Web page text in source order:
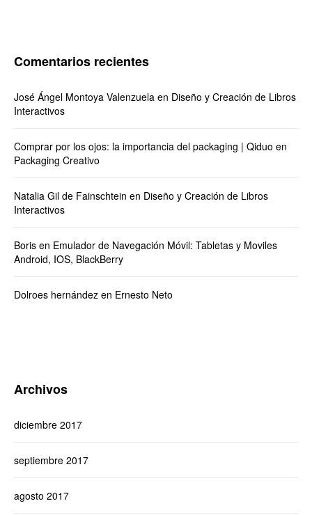
Comentarios recientes
José Ángel Montoya Valenzuela en Diseño y Creación de Libros
Interactivos
Comprar por los ojos: la importancia del packaging | Qiduo en
Packaging Creativo
Natalia Gil de Fainschtein en Diseño y Creación de Libros
Interactivos
Boris en Emulador de Navegación Móvil: Tabletas y Moviles
Android, IOS, BlackBerry
Dolroes hernández en Ernesto Neto
Archivos
diciembre 2017
septiembre 2017
agosto 2017